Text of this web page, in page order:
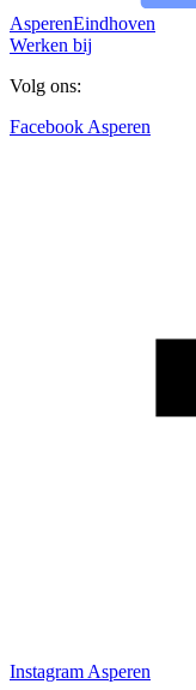
AsperenEindhoven
Werken bij
Volg ons:
Facebook Asperen
Instagram Asperen